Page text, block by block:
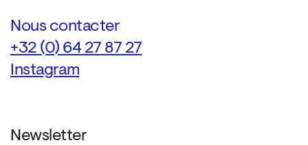
Nous contacter
+32 (0) 64 27 87 27
Instagram
Newsletter